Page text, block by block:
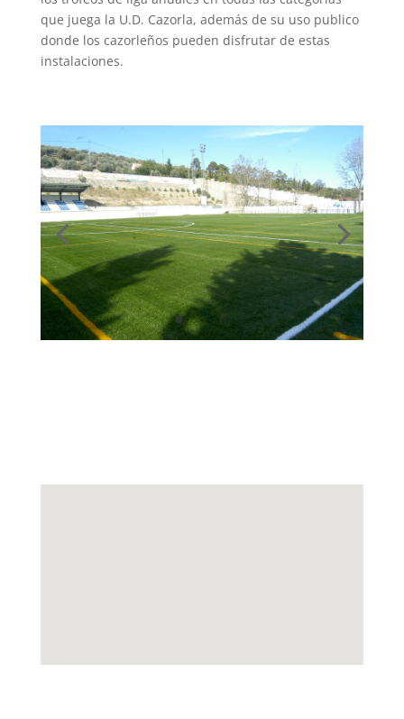
que juega la U.D. Cazorla, además de su uso publico
donde los cazorleños pueden disfrutar de estas
instalaciones.